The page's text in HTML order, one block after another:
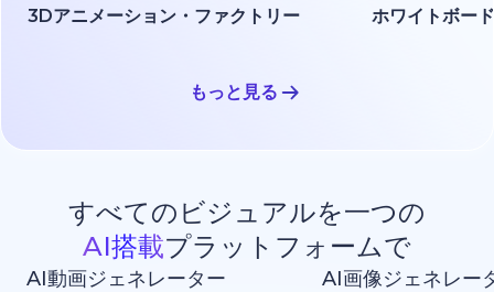
3Dアニメーション・ファクトリー
もっと見る
すべてのビジュアルを一つの
AI搭載プラットフォームで
AI動画ジェネレーター AI画像ジェネレー